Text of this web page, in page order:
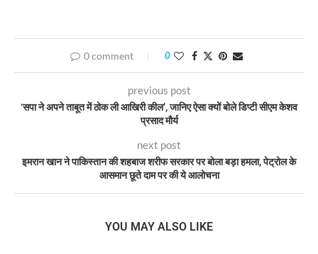
0 comment 0
previous post
‘सपा ने अपने ताबूत में ठोक ली आखिरी कील’, जानिए ऐसा क्यों बोले डिप्टी सीएम केशव
प्रसाद मौर्य
next post
इमरान खान ने पाकिस्तान की शहबाज शरीफ सरकार पर बोला बड़ा हमला, पेट्रोल के
आसमान छूते दाम पर की ये आलोचना
YOU MAY ALSO LIKE